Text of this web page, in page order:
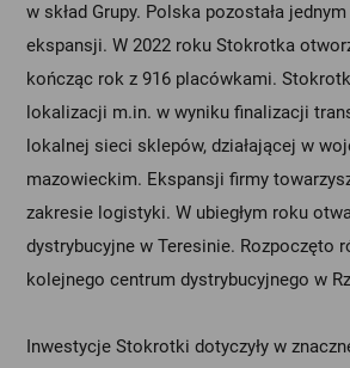
w skład Grupy. Polska pozostała
ekspansji. W 2022 roku Stokrotka
kończąc rok z 916 placówkami.
lokalizacji m.in. w wyniku finalizacji
lokalnej sieci sklepów, działającej w
mazowieckim. Ekspansji firmy
zakresie logistyki. W ubiegłym roku
dystrybucyjne w Teresinie. Rozpoczęto
kolejnego centrum dystrybucyjnego w
Inwestycje Stokrotki dotyczyły w